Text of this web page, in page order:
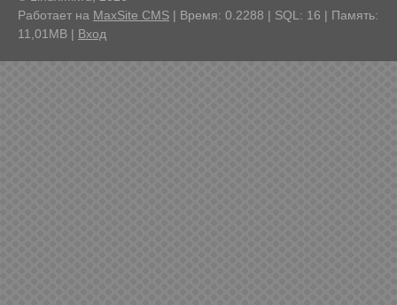
Работает на MaxSite CMS | Время: 0.2288 | SQL: 16 | Память:
11,01MB | Вход